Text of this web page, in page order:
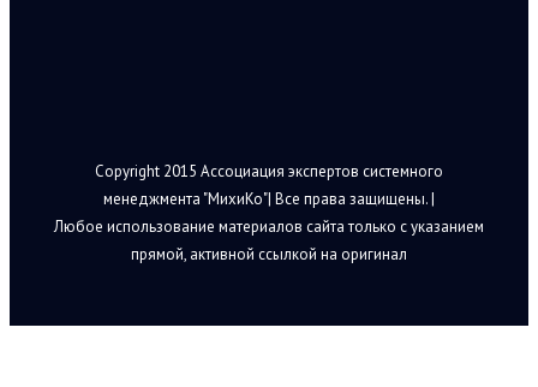
Copyright 2015 Ассоциация экспертов системного
менеджмента "МихиКо"| Все права защищены. |
Любое использование материалов сайта только с указанием
прямой, активной ссылкой на оригинал